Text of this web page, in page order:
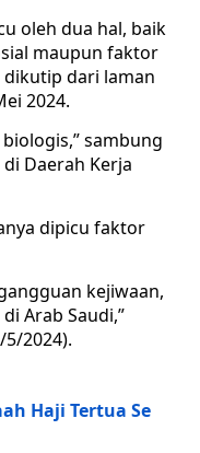
oleh dua hal, baik
maupun faktor
dikutip dari laman
2024.
sambung
Daerah Kerja
dipicu faktor
kejiwaan,
Arab Saudi,”
2024).
Haji Tertua Se